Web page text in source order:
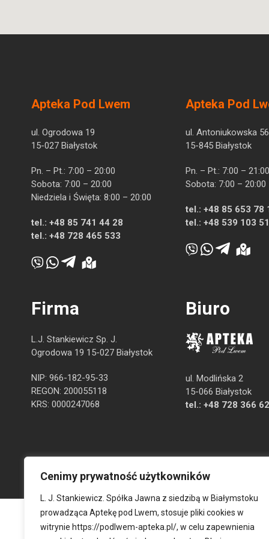
Cenimy prywatność użytkowników
L. J. Stankiewicz. Spółka Jawna z siedzibą w Białymstoku
prowadząca Aptekę pod Lwem, stosuje pliki cookies w
witrynie https://podlwem-apteka.pl/, w celu zapewnienia
Apteka Pod Lwem
ul. Ogrodowa 19
15-027 Białystok
Pn. – Pt.: 7:00 – 20:00
Sobota: 7:00 – 20:00
Niedziela i Święta: 8:00 – 20:00
tel.: +48 85 741 44 28
tel.: +48 728 465 533
Apteka Pod
ul. Antoniukowska 56
15-845 Białystok
Pn. – Pt.: 7:00 – 21:00
Sobota: 7:00 – 20:00
tel.: +48 85 653 78
tel.: +48 539 103
Firma
L.J. Stankiewicz Sp. J.
Ogrodowa 19 15-027 Białystok
NIP: 966-182-95-33
REGON: 200055118
KRS: 0000247068
Biuro
ul. Modlińska 2
15-066 Białystok
tel.: +48 728 366